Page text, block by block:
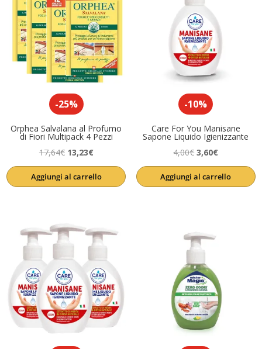
-25%
Orphea Salvalana al Profumo
di Fiori Multipack 4 Pezzi
17,64€ Il
prezzo
originale
13,23€Il
prezzo
attuale
Aggiungi al carrello
-10%
Care For You Manisane
Sapone Liquido Igienizzante
4,00€ Il
prezzo
originale
3,60€Il
prezzo
attuale
Aggiungi al carrello